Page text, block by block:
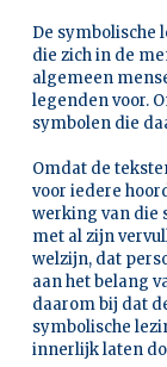
De symbolische
die zich in de
algemeen
legenden voor.
symbolen die
Omdat de
voor iedere
werking van die
met al zijn
welzijn, dat
aan het belang
daarom bij dat
symbolische
innerlijk laten